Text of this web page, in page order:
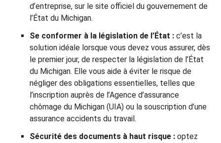
d’entreprise, sur le site officiel du gouvernement de
l’État du Michigan.
Se conformer à la législation de l’État : c’est la
solution idéale lorsque vous devez vous assurer, dès
le premier jour, de respecter la législation de l’État
du Michigan. Elle vous aide à éviter le risque de
négliger des obligations essentielles, telles que
l’inscription auprès de l’Agence d’assurance
chômage du Michigan (UIA) ou la souscription d’une
assurance accidents du travail.
Sécurité des documents à haut risque : optez